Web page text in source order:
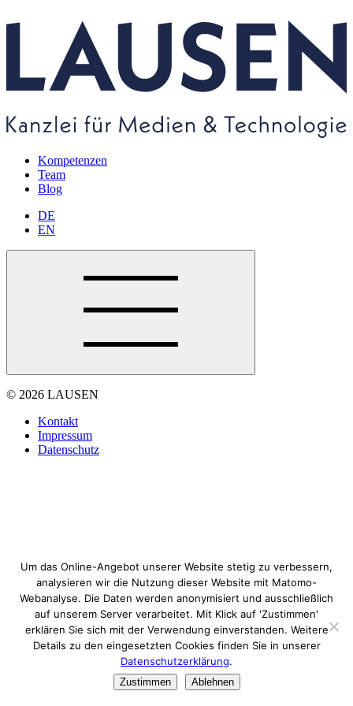
Kompetenzen
Team
Blog
DE
EN
© 2026 LAUSEN
Kontakt
Impressum
Datenschutz
Um das Online-Angebot unserer Website stetig zu verbessern,
analysieren wir die Nutzung dieser Website mit Matomo-
Webanalyse. Die Daten werden anonymisiert und ausschließlich
auf unserem Server verarbeitet. Mit Klick auf 'Zustimmen'
erklären Sie sich mit der Verwendung einverstanden. Weitere
Details zu den eingesetzten Cookies finden Sie in unserer
Datenschutzerklärung.
Zustimmen Ablehnen